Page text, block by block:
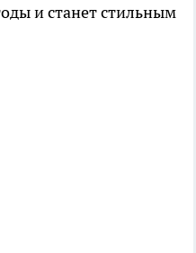
и станет стильным